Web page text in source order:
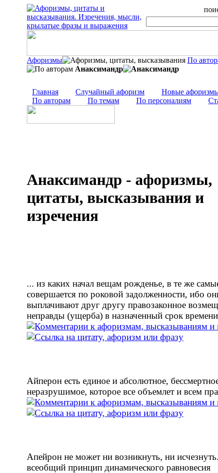
Афоризмы
По
Анаксимандр
Главная Случайный афоризм
Новые
По авторам
По темам По персоналиям
Анаксимандр - афоризмы,
цитаты, высказывания и
изречения
... из каких начал вещам рожденье, в те же
совершается по роковой задолженности, ибо
выплачивают друг другу правозаконное
неправды (ущерба) в назначенный срок
Айперон есть единое и абсолютное,
неразрушимое, которое все объемлет и всем
Апейрон не может ни возникнуть, ни
всеобщий принцип динамического равновесия